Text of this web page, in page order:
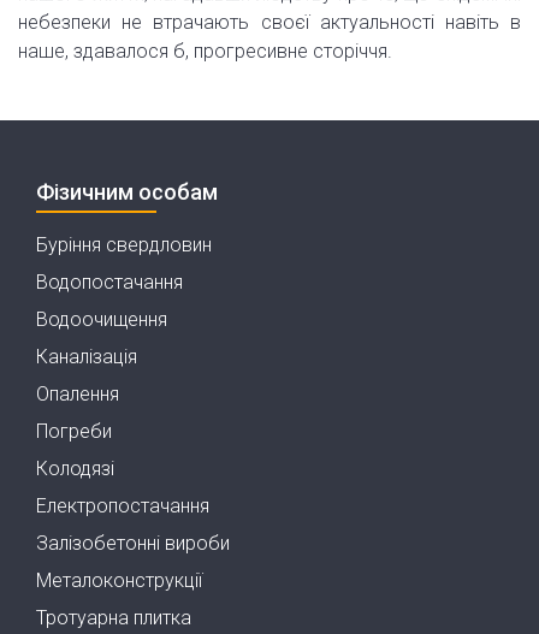
небезпеки не втрачають своєї актуальності навіть в
наше, здавалося б, прогресивне сторіччя.
Фізичним особам
Буріння свердловин
Водопостачання
Водоочищення
Каналізація
Опалення
Погреби
Колодязі
Електропостачання
Залізобетонні вироби
Металоконструкції
Тротуарна плитка